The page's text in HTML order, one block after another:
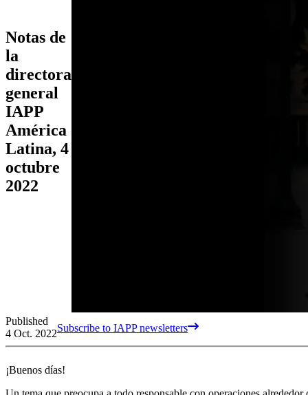
Notas de
la
directora
general
IAPP
América
Latina, 4
octubre
2022
Published
4 Oct. 2022Subscribe to IAPP newsletters
¡Buenos días!